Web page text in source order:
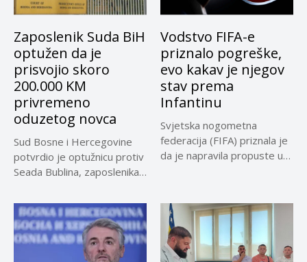
Zaposlenik Suda BiH
optužen da je
prisvojio skoro
200.000 KM
privremeno
oduzetog novca
Sud Bosne i Hercegovine
potvrdio je optužnicu protiv
Seada Bublina, zaposlenika
Vodstvo FIFA-e
priznalo pogreške,
evo kakav je njegov
stav prema
Infantinu
Svjetska nogometna
federacija (FIFA) priznala je
da je napravila propuste u